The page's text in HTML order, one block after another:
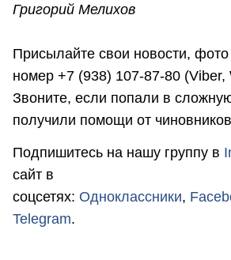
Григорий Мелихов
Присылайте свои новости,
номер +7 (938) 107-87-80 (Viber,
Звоните, если попали в
получили помощи от
Подпишитесь на нашу группу в
сайт в
соцсетях: Одноклассники,
Telegram.